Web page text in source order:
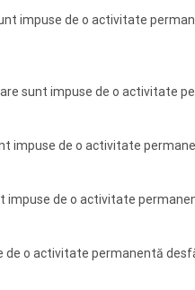
impuse de o activitate
sunt impuse de o activitate
impuse de o activitate
impuse de o activitate
de o activitate permanentă